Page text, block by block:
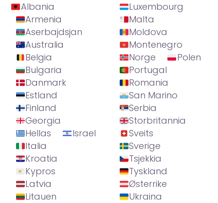
Albania
Armenia
Aserbajdsjan
Australia
Belgia
Bulgaria
Danmark
Estland
Finland
Georgia
Hellas
Israel
Italia
Kroatia
Kypros
Latvia
Litauen
Luxembourg
Malta
Moldova
Montenegro
Norge
Polen
Portugal
Romania
San Marino
Serbia
Storbritannia
Sveits
Sverige
Tsjekkia
Tyskland
Østerrike
Ukraina